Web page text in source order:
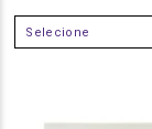
SELECIONE